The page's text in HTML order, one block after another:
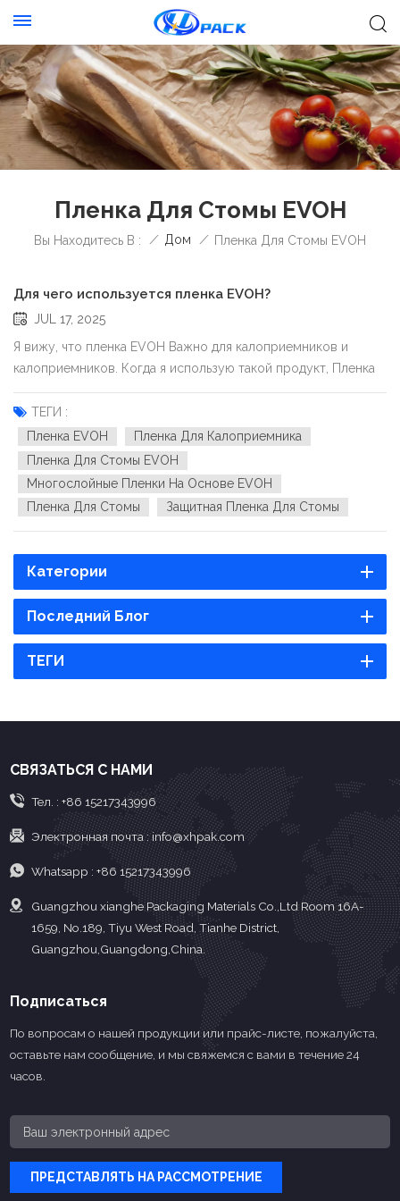
Пленка Для Стомы EVOH
Вы Находитесь В : / Дом / Пленка Для Стомы EVOH
Для чего используется пленка EVOH?
JUL 17, 2025
Я вижу, что пленка EVOH Важно для калоприемников и
калоприемников. Когда я использую такой продукт, Пленка
для калоприемника от xhpakЯ уверен, потому что плёнка
блокирует запахи и влагу. Она состоит из нескольких слоёв
полиэтилена и EVOH. Она работает лучше, чем плёнки с
одним слоем полиэтилена. Так...
ТЕГИ :
Пленка EVOH
Пленка Для Калоприемника
Пленка Для Стомы EVOH
Многослойные Пленки На Основе EVOH
Пленка Для Стомы
Защитная Пленка Для Стомы
Категории
Последний Блог
ТЕГИ
СВЯЗАТЬСЯ С НАМИ
Тел. : +86 15217343996
Электронная почта :info@xhpak.com
Whatsapp : +86 15217343996
Guangzhou xianghe Packaging Materials Co.,Ltd Room 16A-
1659, No.189, Tiyu West Road, Tianhe District,
Guangzhou,Guangdong,China.
Подписаться
По вопросам о нашей продукции или прайс-листе, пожалуйста,
оставьте нам сообщение, и мы свяжемся с вами в течение 24
часов.
ПРЕДСТАВЛЯТЬ НА РАССМОТРЕНИЕ